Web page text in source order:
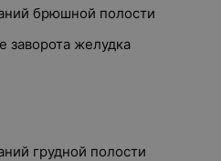
брюшной полости
заворота желудка
грудной полости